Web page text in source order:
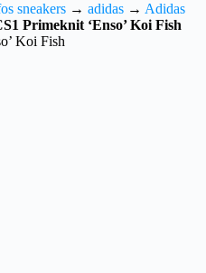
sneakers → adidas → Adidas
Primeknit ‘Enso’ Koi Fish
Koi Fish